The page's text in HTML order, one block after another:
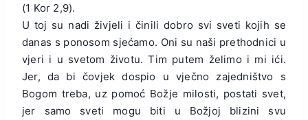
(1 Kor 2,9).
U toj su nadi živjeli i činili dobro svi sveti kojih se
danas s ponosom sjećamo. Oni su naši prethodnici u
vjeri i u svetom životu. Tim putem želimo i mi ići.
Jer, da bi čovjek dospio u vječno zajedništvo s
Bogom treba, uz pomoć Božje milosti, postati svet,
jer samo sveti mogu biti u Božjoj blizini svu